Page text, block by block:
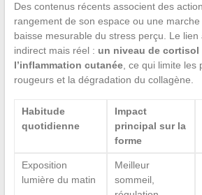
Des contenus récents associent des
rangement de son espace ou une
baisse mesurable du stress perçu. Le
indirect mais réel : un niveau de
l’inflammation cutanée, ce qui limite les
rougeurs et la dégradation du collagène.
Habitude
quotidienne
Impact
principal sur la
forme
Exposition
lumière du matin
Meilleur
sommeil,